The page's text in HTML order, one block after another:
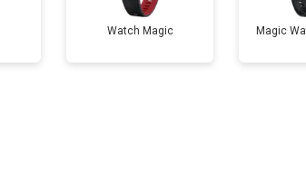
Watch Magic Magic